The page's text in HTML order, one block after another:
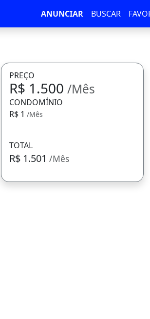
ANUNCIAR BUSCAR
PREÇO
R$ 1.500/Mês
CONDOMÍNIO
R$ 1/Mês
TOTAL
R$ 1.501/Mês